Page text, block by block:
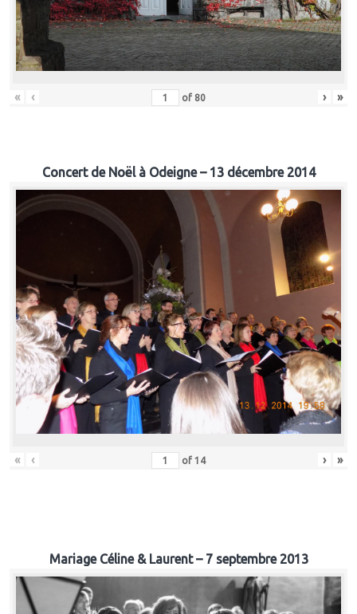
« ‹ of 80 › »
Concert de Noël à Odeigne – 13 décembre 2014
« ‹ of 14 › »
Mariage Céline & Laurent – 7 septembre 2013